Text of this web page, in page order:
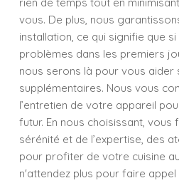
vous. De plus, nous
installation, ce qui signifie que
problèmes dans les premiers
nous serons là pour vous aider
supplémentaires. Nous vous
l’entretien de votre appareil
futur. En nous choisissant, vous
sérénité et de l’expertise, des
pour profiter de votre cuisine
n'attendez plus pour faire